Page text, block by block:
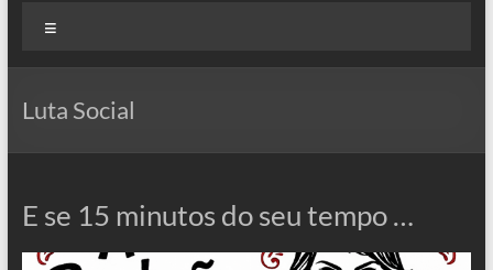
Luta Social
E se 15 minutos do seu tempo …